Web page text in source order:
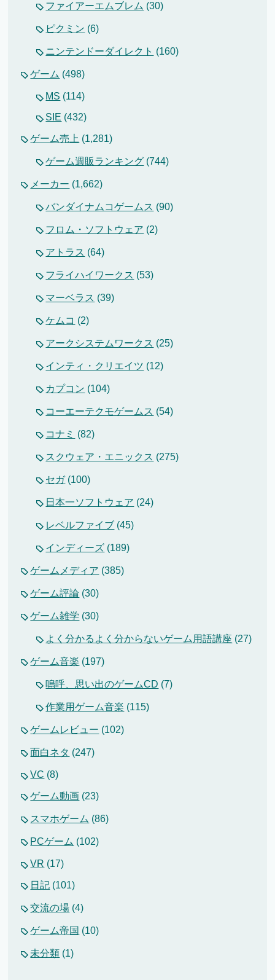
ファイアーエムブレム (30)
ピクミン (6)
ニンテンドーダイレクト (160)
ゲーム (498)
MS (114)
SIE (432)
ゲーム売上 (1,281)
ゲーム週販ランキング (744)
メーカー (1,662)
バンダイナムコゲームス (90)
フロム・ソフトウェア (2)
アトラス (64)
フライハイワークス (53)
マーベラス (39)
ケムコ (2)
アークシステムワークス (25)
インティ・クリエイツ (12)
カプコン (104)
コーエーテクモゲームス (54)
コナミ (82)
スクウェア・エニックス (275)
セガ(100)
日本一ソフトウェア (24)
レベルファイブ (45)
インディーズ (189)
ゲームメディア (385)
ゲーム評論 (30)
ゲーム雑学 (30)
よく分かるよく分からないゲーム用語講座 (27)
ゲーム音楽 (197)
嗚呼、思い出のゲームCD (7)
作業用ゲーム音楽 (115)
ゲームレビュー (102)
面白ネタ (247)
VC (8)
ゲーム動画 (23)
スマホゲーム (86)
PCゲーム (102)
VR (17)
日記 (101)
交流の場 (4)
ゲーム帝国 (10)
未分類 (1)